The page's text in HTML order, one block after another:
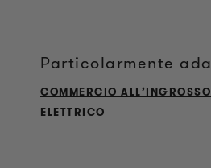
Particolarmente
COMMERCIO
ELETTRICO